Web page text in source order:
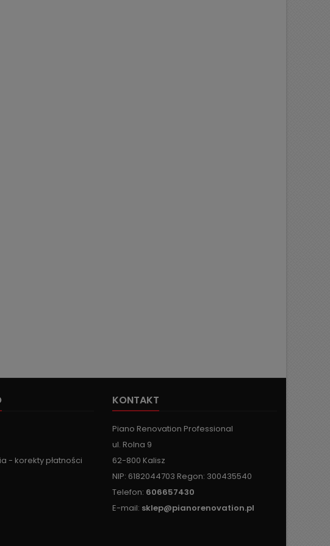
- korekty płatności
KONTAKT
Piano Renovation Professional
ul. Rolna 9
62-800 Kalisz
NIP: 6182044703 Regon: 300435540
Telefon: 606657430
E-mail: sklep@pianorenovation.pl